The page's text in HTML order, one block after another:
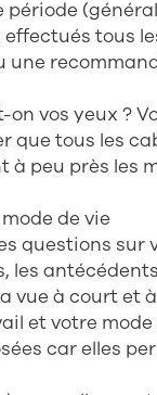
période
tous
vos yeux ?
que tous les
peu près les
de vie
questions
les
vue à court et
et votre
car elles